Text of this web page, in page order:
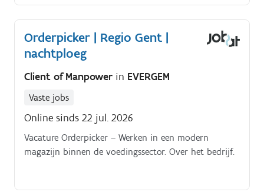
Orderpicker | Regio Gent |
nachtploeg
Client of Manpower in EVERGEM
Vaste jobs
Online sinds 22 jul. 2026
Vacature Orderpicker – Werken in een modern
magazijn binnen de voedingssector. Over het bedrijf.